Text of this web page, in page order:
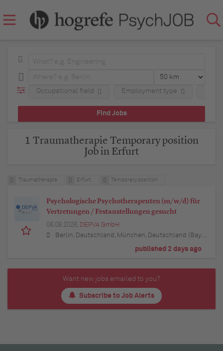
Occupational field Employment type
1 Traumatherapie Temporary position
Job in Erfurt
Traumatherapie Erfurt Temporary position
Psychologische Psychotherapeuten (m/w/d) für
Vertretungen / Festanstellungen gesucht
06.08.2026, DEPVA GmbH
Berlin, Deutschland, München, Deutschland (Bayern), Hamburg, Deutschland, Düsseldorf, Deutschland (Nordrhein-Westfalen), Köln, Deutschland (Nordrhein-Westfalen), Essen, Deutschland (Nordrhein-Westfalen), Dortmund, Deutschland (Nordrhein-Westfalen), Stuttgart, Deutschland (Baden-Württemberg), Heilbronn, Deutschland (Baden-Württemberg), Hannover, Deutschland (Niedersachsen), Rostock, Deutschland (Mecklenburg-Vorpommern), Kiel, Deutschland (Schleswig-Holstein), Augsburg, Deutschland (Bayern), Nürnberg, Deutschland (Bayern), Frankfurt am Main, Deutschland (Hessen), Bremen, Deutschland, Schwerin, Deutschland (Mecklenburg-Vorpommern), Mainz, Deutschland (Rheinland-Pfalz), Saarbrücken, Deutschland (Saarland), Dresden, Deutschland (Sachsen), Magdeburg, Deutschland (Sachsen-Anhalt), Potsdam, Deutschland (Brandenburg), Erfurt, Deutschland (Thüringen), Würzburg, Deutschland (Bayern), Heilbronn, Deutschland (Baden-Württemberg), Leipzig, Deutschland (Sachsen)
published 2 days ago
Want new jobs emailed to you?
Subscribe to Job Alerts